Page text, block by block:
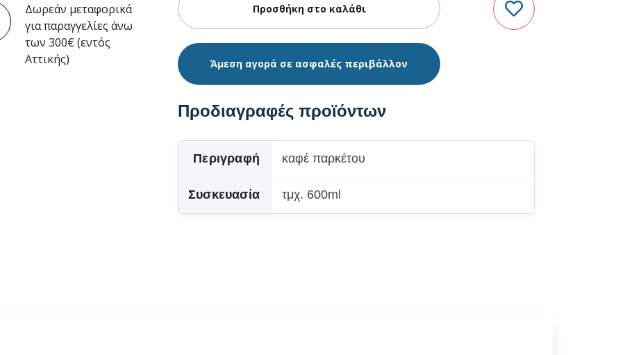
Δωρεάν μεταφορικά
για παραγγελίες άνω
των 300€ (εντός
Αττικής)
Άμεση αγορά σε ασφαλές περιβάλλον
Προδιαγραφές προϊόντων
Περιγραφή καφέ παρκέτου
Συσκευασία τμχ. 600ml